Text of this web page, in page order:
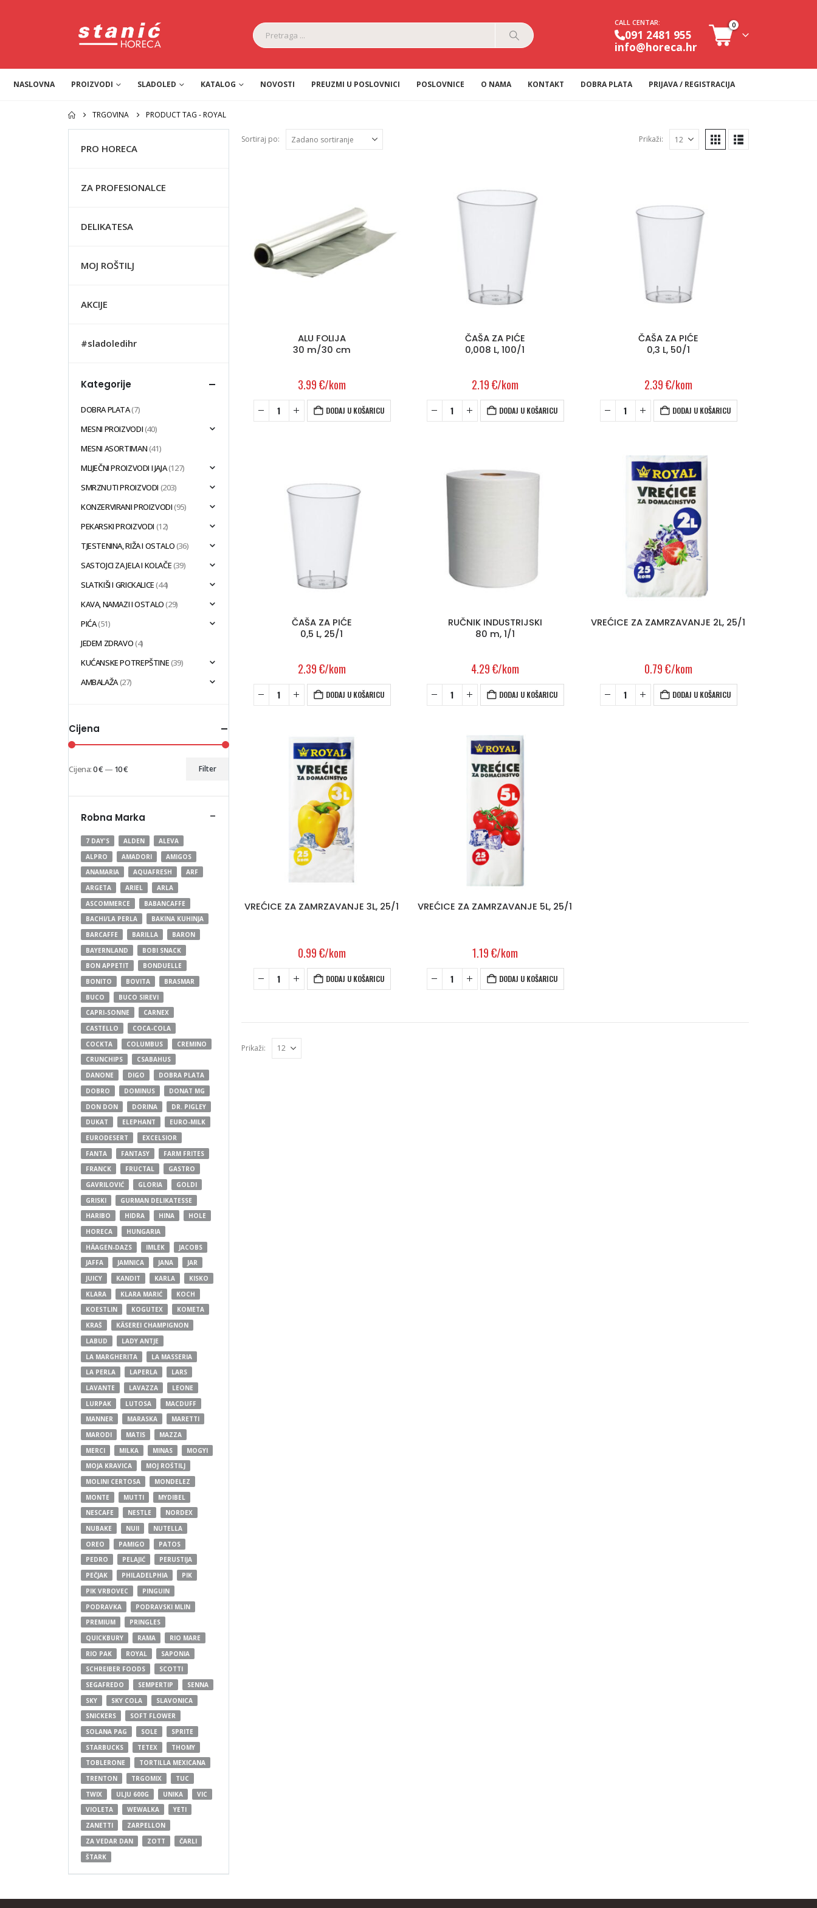
CALL CENTAR:
091 2481 955
info@horeca.hr
0
NASLOVNA PROIZVODI SLADOLED KATALOG NOVOSTI PREUZMI U POSLOVNICI POSLOVNICE O NAMA KONTAKT DOBRA PLATA PRIJAVA / REGISTRACIJA
TRGOVINA PRODUCT TAG -ROYAL
Sortiraj po: Prikaži:
ALU FOLIJA
30 m/30 cm
3.99€/kom
DODAJ U KOŠARICU
ČAŠA ZA PIĆE
0,008 L, 100/1
2.19€/kom
DODAJ U KOŠARICU
ČAŠA ZA PIĆE
0,3 L, 50/1
2.39€/kom
DODAJ U KOŠARICU
ČAŠA ZA PIĆE
0,5 L, 25/1
2.39€/kom
DODAJ U KOŠARICU
RUČNIK INDUSTRIJSKI
80 m, 1/1
4.29€/kom
DODAJ U KOŠARICU
VREĆICE ZA ZAMRZAVANJE 2L, 25/1
0.79€/kom
DODAJ U KOŠARICU
VREĆICE ZA ZAMRZAVANJE 3L, 25/1
0.99€/kom
DODAJ U KOŠARICU
VREĆICE ZA ZAMRZAVANJE 5L, 25/1
1.19€/kom
DODAJ U KOŠARICU
Prikaži:
PRO HORECA
ZA PROFESIONALCE
DELIKATESA
MOJ ROŠTILJ
AKCIJE
#sladoledihr
Kategorije
DOBRA PLATA(7)
MESNI PROIZVODI(40)
MESNI ASORTIMAN(41)
MLIJEČNI PROIZVODI I JAJA(127)
SMRZNUTI PROIZVODI (203)
KONZERVIRANI PROIZVODI(95)
PEKARSKI PROIZVODI (12)
TJESTENINA, RIŽA I OSTALO(36)
SASTOJCI ZA JELA I KOLAČE(39)
SLATKIŠI I GRICKALICE(44)
KAVA, NAMAZI I OSTALO(29)
PIĆA(51)
JEDEM ZDRAVO(4)
KUĆANSKE POTREPŠTINE(39)
AMBALAŽA(27)
Cijena
Min
Maks
Filter
Cijena:0 € — 10 €
Robna Marka -
7 DAY'S ALDEN
ALEVA
ALPRO
AMADORI
AMIGOS
ANAMARIA
AQUAFRESH
ARF
ARGETA
ARIEL
ARLA
ASCOMMERCE
BABANCAFFE
BACHI/LA PERLA
BAKINA KUHINJA
BARCAFFE
BARILLA
BARON
BAYERNLAND
BOBI SNACK
BON APPETIT
BONDUELLE
BONITO
BOVITA
BRASMAR
BUCO
BUCO SIREVI
CAPRI-SONNE
CARNEX
CASTELLO
COCA-COLA
COCKTA
COLUMBUS
CREMINO
CRUNCHIPS
CSABAHUS
DANONE
DIGO
DOBRA PLATA
DOBRO
DOMINUS
DONAT MG
DON DON
DORINA
DR. PIGLEY
DUKAT
ELEPHANT
EURO-MILK
EURODESERT
EXCELSIOR
FANTA
FANTASY
FARM FRITES
FRANCK
FRUCTAL
GASTRO
GAVRILOVIĆ
GLORIA
GOLDI
GRISKI
GURMAN DELIKATESSE
HARIBO
HIDRA HINA
HOLE
HORECA
HUNGARIA
HÄAGEN-DAZS
IMLEK
JACOBS
JAFFA
JAMNICA JANA
JAR
JUICY
KANDIT KARLA
KISKO
KLARA
KLARA MARIĆ
KOCH
KOESTLIN
KOGUTEX
KOMETA
KRAŠ
KÄSEREI CHAMPIGNON
LABUD
LADY ANTJE
LA MARGHERITA
LA MASSERIA
LA PERLA
LAPERLA
LARS
LAVANTE
LAVAZZA
LEONE
LURPAK
LUTOSA
MACDUFF
MANNER
MARASKA
MARETTI
MARODI
MATIS
MAZZA
MERCI
MILKA MINAS
MOGYI
MOJA KRAVICA
MOJ ROŠTILJ
MOLINI CERTOSA
MONDELEZ
MONTE
MUTTI
MYDIBEL
NESCAFE
NESTLE
NORDEX
NUBAKE
NUII
NUTELLA
OREO
PAMIGO
PATOS
PEDRO
PELAJIĆ
PERUSTIJA
PEČJAK
PHILADELPHIA
PIK
PIK VRBOVEC
PINGUIN
PODRAVKA
PODRAVSKI MLIN
PREMIUM
PRINGLES
QUICKBURY
RAMA
RIO MARE
RIO PAK
ROYAL
SAPONIA
SCHREIBER FOODS
SCOTTI
SEGAFREDO
SEMPERTIP
SENNA
SKY
SKY COLA
SLAVONICA
SNICKERS
SOFT FLOWER
SOLANA PAG
SOLE
SPRITE
STARBUCKS
TETEX
THOMY
TOBLERONE
TORTILLA MEXICANA
TRENTON
TRGOMIX
TUC
TWIX
ULJU 600G UNIKA
VIC
VIOLETA
WEWALKA
YETI
ZANETTI
ZARPELLON
ZA VEDAR DAN
ZOTT
ČARLI
ŠTARK